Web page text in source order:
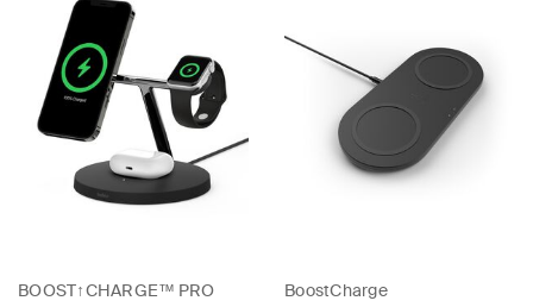
BOOST↑CHARGE™ PRO
BoostCharge